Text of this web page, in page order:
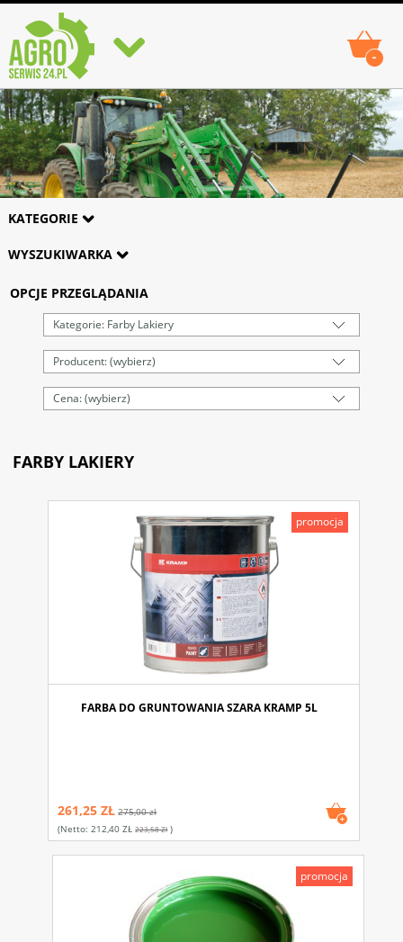
-
KATEGORIE
WYSZUKIWARKA
OPCJE PRZEGLĄDANIA
Kategorie: Farby Lakiery
Producent: (wybierz)
Cena: (wybierz)
FARBY LAKIERY
FARBA DO GRUNTOWANIA SZARA KRAMP 5L
261,25 ZŁ 275,00 zł
(netto: 212,40 ZŁ 223,58 Zł)
promocja
promocja